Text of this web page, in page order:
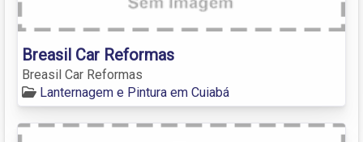
Breasil Car Reformas
Breasil Car Reformas
Lanternagem e Pintura em Cuiabá